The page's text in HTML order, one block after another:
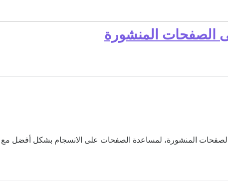
الصفحات المنشورة
الصفحات المنشورة، لمساعدة الصفحات على الانسجام بشكل أفضل